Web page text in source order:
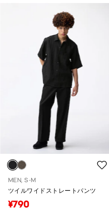
MEN, S-M
ツイルワイドストレートパンツ
¥790